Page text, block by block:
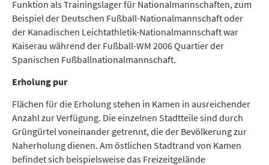
Funktion als Trainingslager für Nationalmannschaften, zum
Beispiel der Deutschen Fußball-Nationalmannschaft oder
der Kanadischen Leichtathletik-Nationalmannschaft war
Kaiserau während der Fußball-WM 2006 Quartier der
Spanischen Fußballnationalmannschaft.
Erholung pur
Flächen für die Erholung stehen in Kamen in ausreichender
Anzahl zur Verfügung. Die einzelnen Stadtteile sind durch
Grüngürtel voneinander getrennt, die der Bevölkerung zur
Naherholung dienen. Am östlichen Stadtrand von Kamen
befindet sich beispielsweise das Freizeitgelände